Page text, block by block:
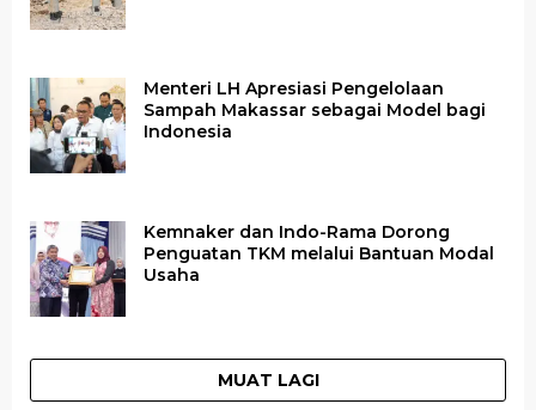
Menteri LH Apresiasi Pengelolaan
Sampah Makassar sebagai Model bagi
Indonesia
Kemnaker dan Indo-Rama Dorong
Penguatan TKM melalui Bantuan Modal
Usaha